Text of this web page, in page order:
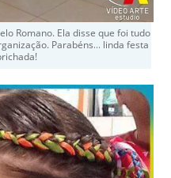
Romano. Ela disse que foi tudo
Parabéns… linda festa